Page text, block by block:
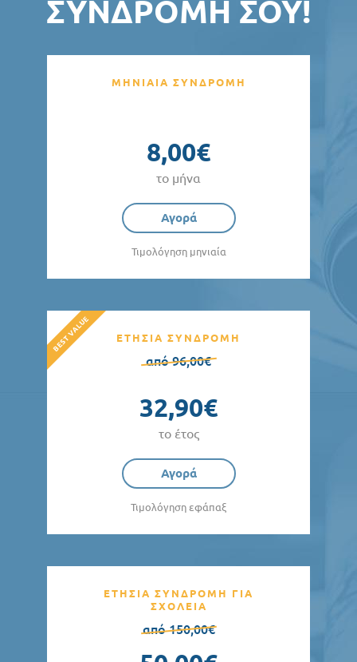
ΣΥΝΔΡΟΜΉ ΣΟΥ!
ΜΗΝΙΑΙΑ ΣΥΝΔΡΟΜΗ
8,00€
το μήνα
Αγορά
Τιμολόγηση μηνιαία
ΕΤΗΣΙΑ ΣΥΝΔΡΟΜΗ
από 96,00€
32,90€
το έτος
Αγορά
Τιμολόγηση εφάπαξ
ΕΤΗΣΙΑ ΣΥΝΔΡΟΜΗ ΓΙΑ
ΣΧΟΛΕΙΑ
από 150,00€